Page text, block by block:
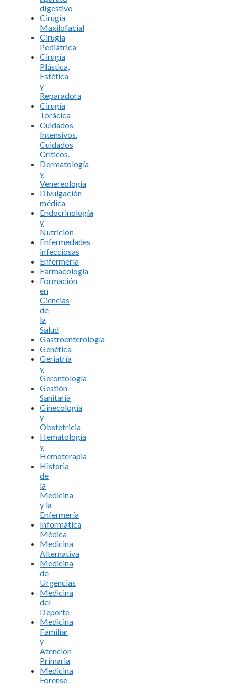
digestivo
Cirugía
Maxilofacial
Cirugía
Pediátrica
Cirugía
Plástica,
Estética
y
Reparadora
Cirugía
Torácica
Cuidados
Intensivos.
Cuidados
Críticos.
Dermatología
y
Venereología
Divulgación
médica
Endocrinología
y
Nutrición
Enfermedades
infecciosas
Enfermería
Farmacología
Formación
en
Ciencias
de
la
Salud
Gastroenterología
Genética
Geriatría
y
Gerontología
Gestión
Sanitaria
Ginecología
y
Obstetricia
Hematología
y
Hemoterapia
Historia
de
la
Medicina
y la
Enfermería
Informática
Médica
Medicina
Alternativa
Medicina
de
Urgencias
Medicina
del
Deporte
Medicina
Familiar
y
Atención
Primaria
Medicina
Forense